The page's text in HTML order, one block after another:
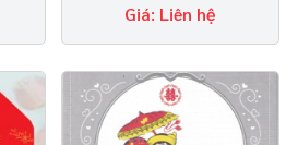
Giá: Liên hệ